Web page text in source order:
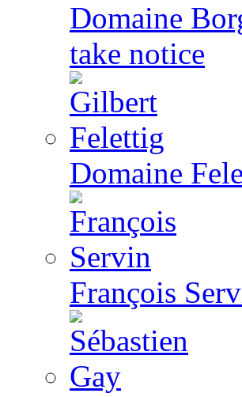
Domaine
take notice
Domaine
François